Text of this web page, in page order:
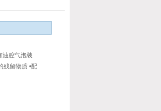
油腔气泡装
残留物质 •配